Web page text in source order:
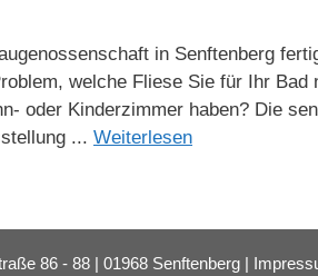
in Senftenberg
welche Fliese Sie für Ihr
oder Kinderzimmer haben? Die
... Weiterlesen
86 - 88 | 01968 Senftenberg |